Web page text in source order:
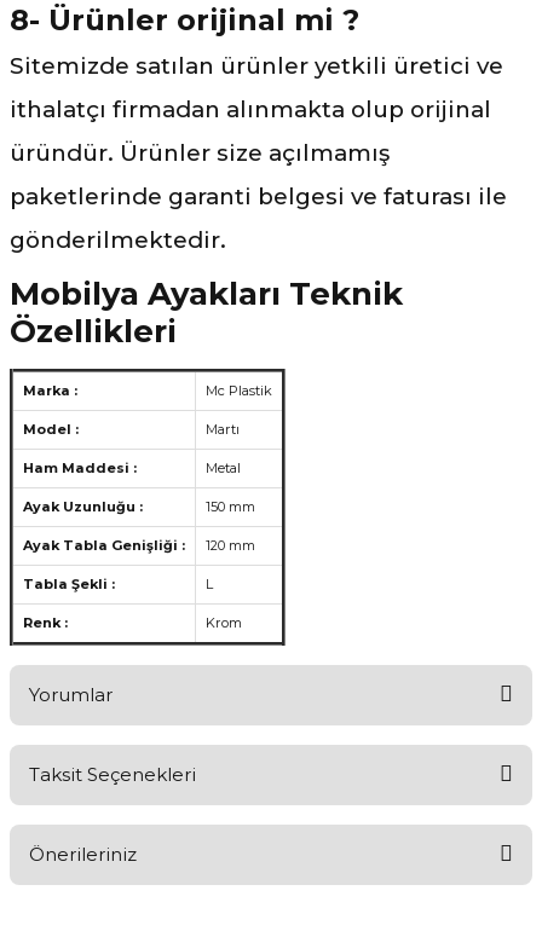
8- Ürünler orijinal mi ?
Sitemizde satılan ürünler yetkili üretici ve
ithalatçı firmadan alınmakta olup orijinal
üründür. Ürünler size açılmamış
paketlerinde garanti belgesi ve faturası ile
gönderilmektedir.
Mobilya Ayakları Teknik
Özellikleri
Marka : Mc Plastik
Model : Martı
Ham Maddesi : Metal
Ayak Uzunluğu : 150 mm
Ayak Tabla Genişliği : 120 mm
Tabla Şekli : L
Renk : Krom
Yorumlar
Taksit Seçenekleri
Önerileriniz